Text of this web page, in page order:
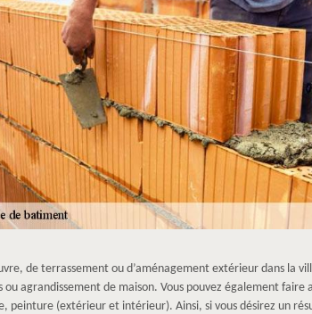
de terrassement ou d’aménagement extérieur dans la
agrandissement de maison. Vous pouvez également faire
peinture (extérieur et intérieur). Ainsi, si vous désirez un